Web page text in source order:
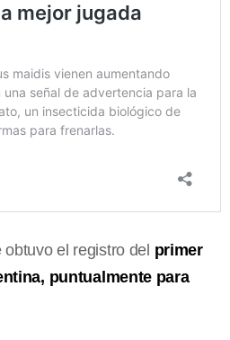
el registro del primer
puntualmente para